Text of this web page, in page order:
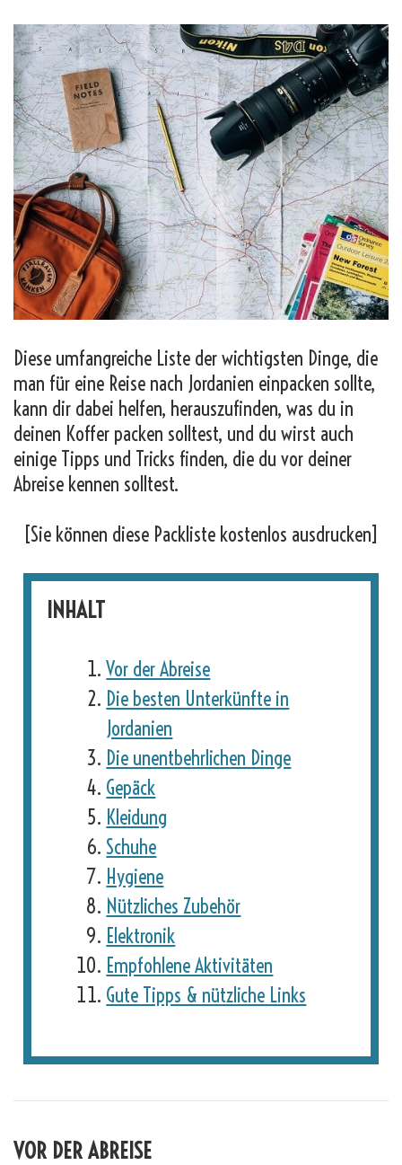
Diese umfangreiche Liste der wichtigsten Dinge, die
man für eine Reise nach Jordanien einpacken sollte,
kann dir dabei helfen, herauszufinden, was du in
deinen Koffer packen solltest, und du wirst auch
einige Tipps und Tricks finden, die du vor deiner
Abreise kennen solltest.
[Sie können diese Packliste kostenlos ausdrucken]
INHALT
Vor der Abreise
Die besten Unterkünfte in
Jordanien
Die unentbehrlichen Dinge
Gepäck
Kleidung
Schuhe
Hygiene
Nützliches Zubehör
Elektronik
Empfohlene Aktivitäten
Gute Tipps & nützliche Links
VOR DER ABREISE